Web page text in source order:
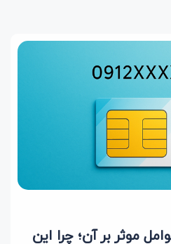
۹۱۲ و عوامل موثر بر آن؛ چرا این